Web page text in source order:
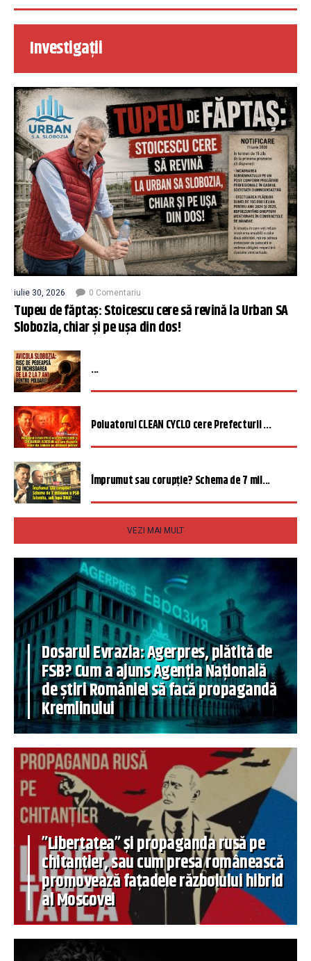
Investigații
iulie 30, 2026 0 Comentariu
Tupeu de făptaș: Stoicescu cere să revină la Urban SA
Slobozia, chiar și pe ușa din dos!
...
Poluatorul CLEAN CYCLO cere Prefecturii ...
Împrumut sau corupție? Schema de 7 mil...
VEZI MAI MULT
Dosarul Evrazia: Agerpres, plătită de
FSB? Cum a ajuns Agenția Națională
de știri României să facă propagandă
Kremlinului
”Libertatea” și propaganda rusă pe
chitanțier, sau cum presa românească
promovează fațadele războiului hibrid
al Moscovei